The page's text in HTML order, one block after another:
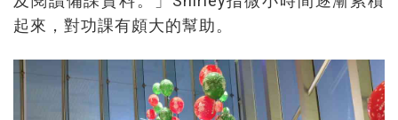
起來，對功課有頗大的幫助。